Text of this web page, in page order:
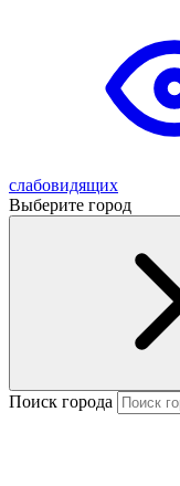
слабовидящих
Выберите город
Поиск города